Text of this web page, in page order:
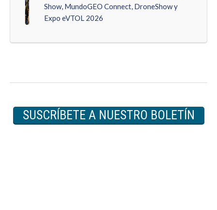
Show, MundoGEO Connect, DroneShow y
Expo eVTOL 2026
SUSCRÍBETE A NUESTRO BOLETÍN